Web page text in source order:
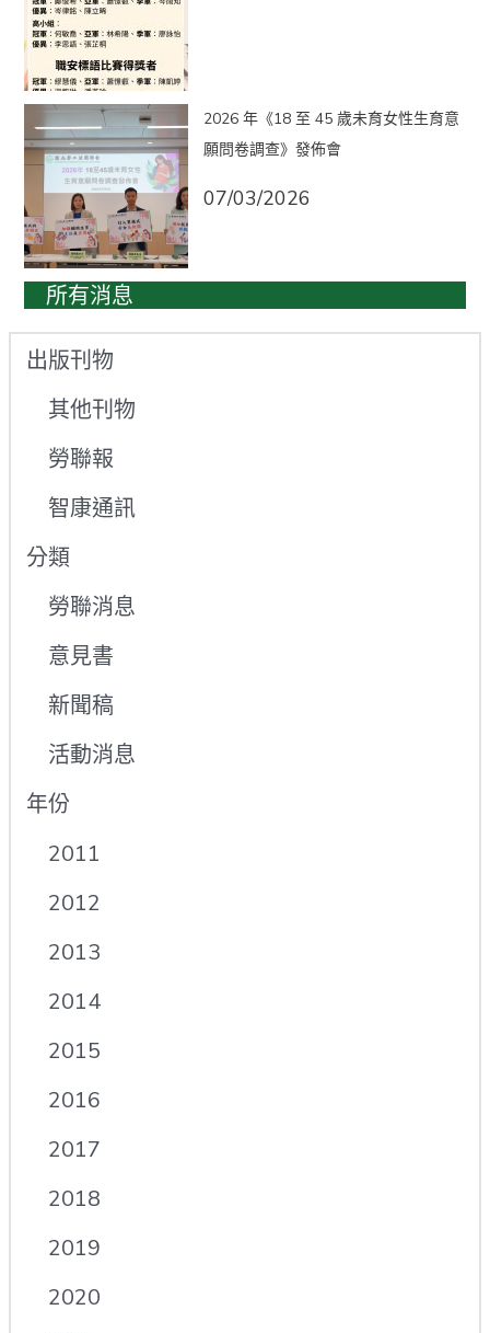
2026 年《18 至 45 歲未育女性生育意
願問卷調查》發佈會
07/03/2026
所有消息
出版刊物
其他刊物
勞聯報
智康通訊
分類
勞聯消息
意見書
新聞稿
活動消息
年份
2011
2012
2013
2014
2015
2016
2017
2018
2019
2020